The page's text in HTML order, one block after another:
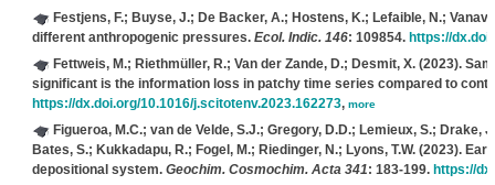
Festjens, F.; Buyse, J.; De Backer, A.; Hostens, K.; Lefaible, N.;
different anthropogenic pressures. Ecol. Indic. 146: 109854. https://
Fettweis, M.; Riethmüller, R.; Van der Zande, D.; Desmit, X.(2023).
significant is the information loss in patchy time series compared to
https://dx.doi.org/10.1016/j.scitotenv.2023.162273, more
Figueroa, M.C.; van de Velde, S.J.; Gregory, D.D.; Lemieux, S.; Drake,
Bates, S.; Kukkadapu, R.; Fogel, M.; Riedinger, N.; Lyons, T.W.(2023).
depositional system. Geochim. Cosmochim. Acta 341: 183-199. https://